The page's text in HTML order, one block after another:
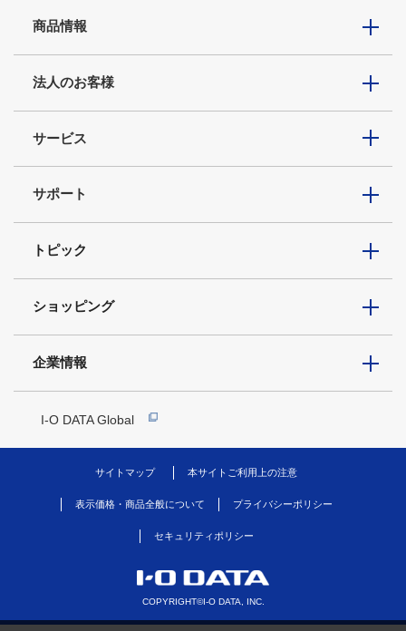
商品情報
法人のお客様
サービス
サポート
トピック
ショッピング
企業情報
I-O DATA Global
サイトマップ 本サイトご利用上の注意
表示価格・商品全般について プライバシーポリシー
セキュリティポリシー
COPYRIGHT©I-O DATA, INC.